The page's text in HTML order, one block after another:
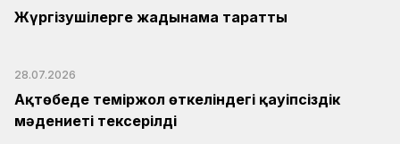
Жүргізушілерге жадынама таратты
28.07.2026
Ақтөбеде теміржол өткеліндегі қауіпсіздік
мәдениеті тексерілді